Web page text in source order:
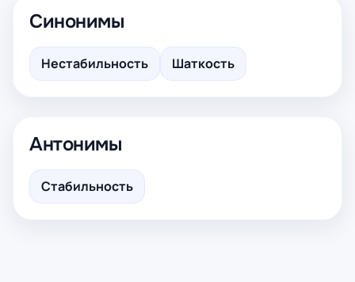
Синонимы
Нестабильность Шаткость
Антонимы
Стабильность